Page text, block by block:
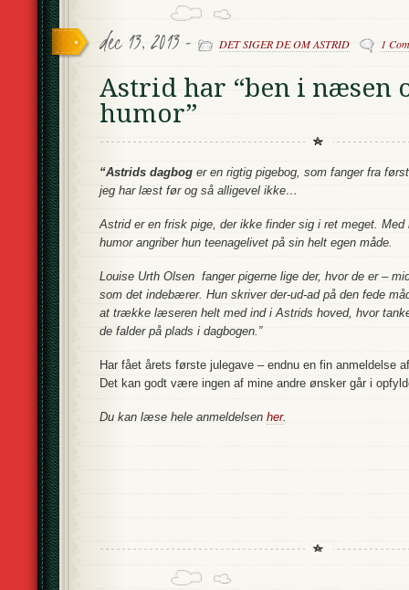
dec 13, 2013 - DET SIGER DE OM ASTRID 1
Astrid har “ben i næsen
humor”
“Astrids dagbog er en rigtig pigebog, som fanger fra
jeg har læst før og så alligevel ikke…
Astrid er en frisk pige, der ikke finder sig i ret meget.
humor angriber hun teenagelivet på sin helt egen måde.
Louise Urth Olsen fanger pigerne lige der, hvor de er –
som det indebærer. Hun skriver der-ud-ad på den fede
at trække læseren helt med ind i Astrids hoved, hvor
de falder på plads i dagbogen.”
Har fået årets første julegave – endnu en fin anmeldelse
Det kan godt være ingen af mine andre ønsker går i
Du kan læse hele anmeldelsen her.